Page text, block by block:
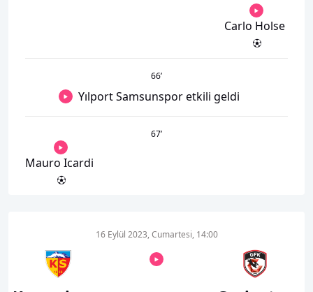
Carlo Holse
66’
Yılport Samsunspor etkili geldi
67’
Mauro Icardi
16 Eylül 2023, Cumartesi, 14:00